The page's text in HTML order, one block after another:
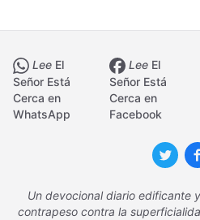
Lee El
Señor Está
Cerca en
WhatsApp
Lee El
Señor Está
Cerca en
Facebook
Un devocional diario edificante
contrapeso contra la